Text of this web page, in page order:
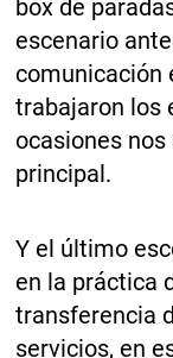
box de
escenario
comunicación
trabajaron los
ocasiones
principal.
Y el último
en la práctica
transferencia
servicios, en